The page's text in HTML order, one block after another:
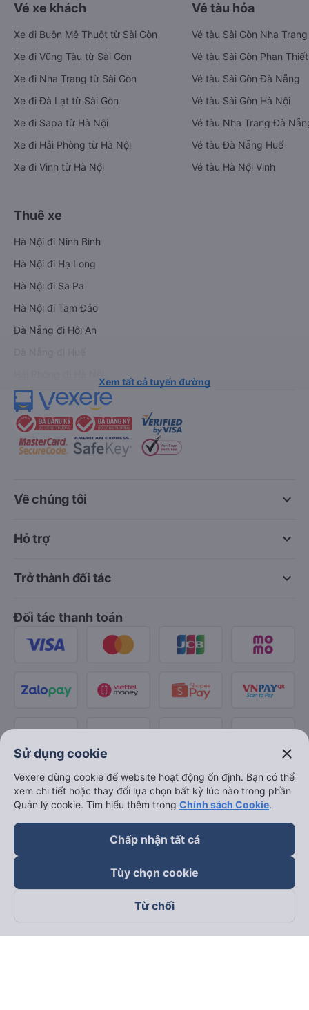
Vé xe khách
Xe đi Buôn Mê Thuột từ Sài Gòn
Xe đi Vũng Tàu từ Sài Gòn
Xe đi Nha Trang từ Sài Gòn
Xe đi Đà Lạt từ Sài Gòn
Xe đi Sapa từ Hà Nội
Xe đi Hải Phòng từ Hà Nội
Xe đi Vinh từ Hà Nội
Vé tàu hỏa
Vé tàu Sài Gòn Nha Trang
Vé tàu Sài Gòn Phan Thiết
Vé tàu Sài Gòn Đà Nẵng
Vé tàu Sài Gòn Hà Nội
Vé tàu Nha Trang Đà
Vé tàu Đà Nẵng Huế
Vé tàu Hà Nội Vinh
Thuê xe
Hà Nội đi Ninh Bình
Hà Nội đi Hạ Long
Hà Nội đi Sa Pa
Hà Nội đi Tam Đảo
Đà Nẵng đi Hội An
Xem tất cả tuyến đường
keyboard_arrow_down
Về chúng tôi
keyboard_arrow_down
Hỗ trợ
keyboard_arrow_down
Trở thành đối tác
Đối tác thanh toán
Theo dõi chúng tôi trên
Sử dụng cookie close
Vexere dùng cookie để website hoạt động ổn định. Bạn có thể
xem chi tiết hoặc thay đổi lựa chọn bất kỳ lúc nào trong phần
Quản lý cookie. Tìm hiểu thêm trong Chính sách Cookie.
Chấp nhận tất cả
Tùy chọn cookie
Từ chối